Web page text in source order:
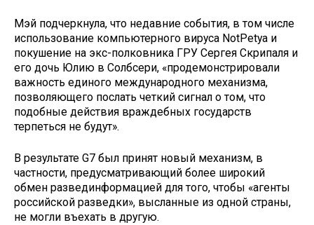
Мэй подчеркнула, что недавние события, в том числе
использование компьютерного вируса NotPetya и
покушение на экс-полковника ГРУ Сергея Скрипаля и
его дочь Юлию в Солбсери, «продемонстрировали
важность единого международного механизма,
позволяющего послать четкий сигнал о том, что
подобные действия враждебных государств
терпетьcя не будут».
В результате G7 был принят новый механизм, в
частности, предусматривающий более широкий
обмен развединформацией для того, чтобы «агенты
российской разведки», высланные из одной страны,
не могли въехать в другую.